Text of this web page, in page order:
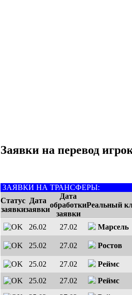
Заявки на перевод
ЗАЯВКИ НА ТРАНСФЕРЫ:
Статус
заявки
Дата
заявки
Дата
обработки
заявки
Реальный
26.02 27.02 Марсель
25.02 27.02 Ростов
25.02 27.02
Реймс
25.02
27.02
Реймс